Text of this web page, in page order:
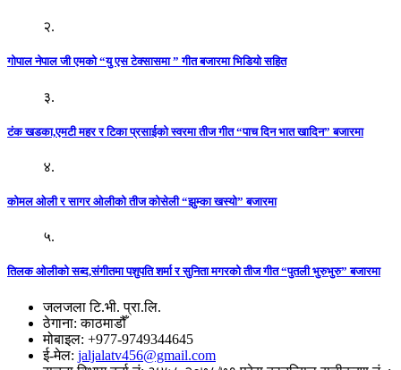
२.
गोपाल नेपाल जी एमको “यु एस टेक्सासमा ” गीत बजारमा भिडियो सहित
३.
टंक खडका,एमटी महर र टिका प्रसाईको स्वरमा तीज गीत “पाच दिन भात खादिन” बजारमा
४.
कोमल ओली र सागर ओलीको तीज कोसेली “झुम्का खस्यो” बजारमा
५.
तिलक ओलीको सब्द,संगीतमा पशुपति शर्मा र सुनिता मगरको तीज गीत “पुतली भुरुभुरु” बजारमा
जलजला टि.भी. प्रा.लि.
ठेगाना: काठमाडौँ
मोबाइल: +977-9749344645
ई-मेल: jaljalatv456@gmail.com